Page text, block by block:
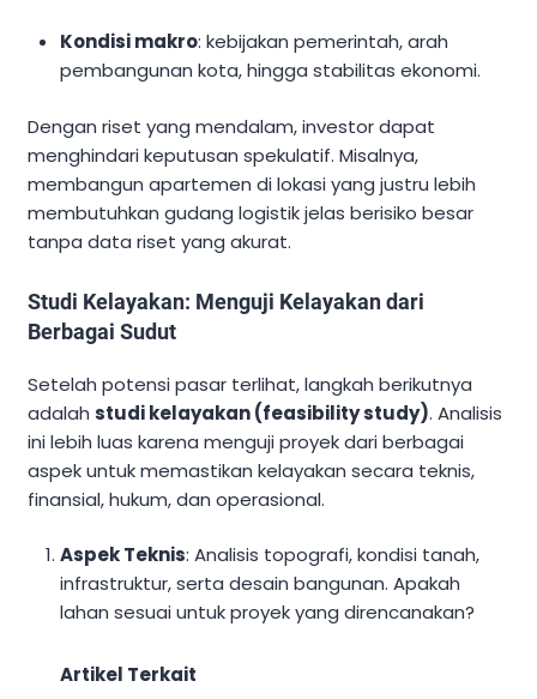
Kondisi makro: kebijakan pemerintah, arah
pembangunan kota, hingga stabilitas ekonomi.
Dengan riset yang mendalam, investor dapat
menghindari keputusan spekulatif. Misalnya,
membangun apartemen di lokasi yang justru lebih
membutuhkan gudang logistik jelas berisiko besar
tanpa data riset yang akurat.
Studi Kelayakan: Menguji Kelayakan dari
Berbagai Sudut
Setelah potensi pasar terlihat, langkah berikutnya
adalah studi kelayakan (feasibility study). Analisis
ini lebih luas karena menguji proyek dari berbagai
aspek untuk memastikan kelayakan secara teknis,
finansial, hukum, dan operasional.
Aspek Teknis: Analisis topografi, kondisi tanah,
infrastruktur, serta desain bangunan. Apakah
lahan sesuai untuk proyek yang direncanakan?
Artikel Terkait